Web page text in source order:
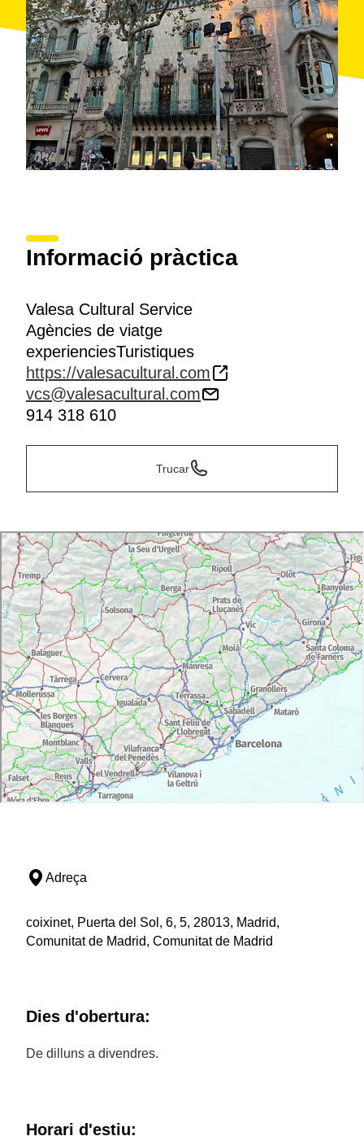
Informació pràctica
Valesa Cultural Service
Agències de viatge
experienciesTuristiques
https://valesacultural.com
vcs@valesacultural.com
914 318 610
Trucar
Adreça
coixinet, Puerta del Sol, 6, 5, 28013, Madrid,
Comunitat de Madrid, Comunitat de Madrid
Dies d'obertura:
De dilluns a divendres.
Horari d'estiu: